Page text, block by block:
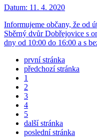
Datum: 11. 4. 2020
Informujeme občany, že od
Sběrný dvůr Dobřejovice s
dny od 10:00 do 16:00 a s
první stránka
předchozí stránka
1
2
3
4
5
další stránka
poslední stránka